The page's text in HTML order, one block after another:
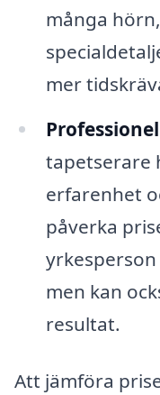
många
mer
tapetserare
erfarenhet
påverka
men kan
resultat.
Att jämföra